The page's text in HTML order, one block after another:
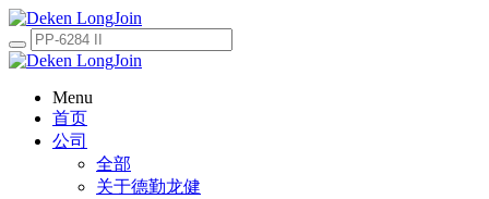
Menu
首页
公司
全部
关于德勤龙健